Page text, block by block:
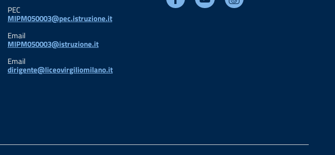
PEC
MIPM050003@pec.istruzione.it
Email
MIPM050003@istruzione.it
Email
dirigente@liceovirgiliomilano.it